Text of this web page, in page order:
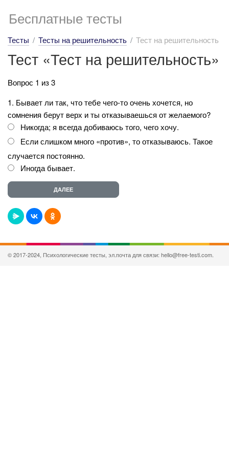
Бесплатные тесты
Тесты Тесты на решительность Тест на решительность
Тест «Тест на решительность»
Вопрос 1 из 3
1. Бывает ли так, что тебе чего-то очень хочется, но
сомнения берут верх и ты отказываешься от желаемого?
Никогда; я всегда добиваюсь того, чего хочу.
Если слишком много «против», то отказываюсь. Такое
случается постоянно.
Иногда бывает.
© 2017-2024, Психологические тесты, эл.почта для связи: hello@free-testi.com.